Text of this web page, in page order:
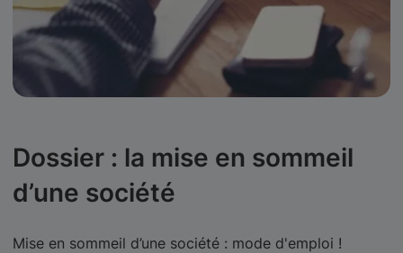
Dossier : la mise en sommeil
d’une société
Mise en sommeil d’une société : mode d'emploi !